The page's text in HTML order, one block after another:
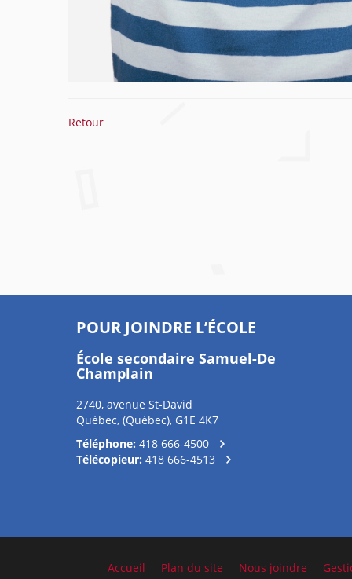
Retour
POUR JOINDRE L’ÉCOLE
École secondaire Samuel-De
Champlain
2740, avenue St-David
Québec, (Québec), G1E 4K7
Téléphone: 418 666-4500
Télécopieur: 418 666-4513
Accueil Plan du site Nous joindre